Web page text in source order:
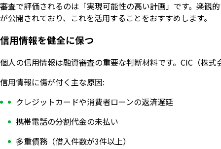
審査で評価されるのは「実現可能性の高い計画」です。楽観
が公開されており、これを活用することをおすすめします。
信用情報を健全に保つ
個人の信用情報は融資審査の重要な判断材料です。CIC（株
信用情報に傷が付く主な原因:
クレジットカードや消費者ローンの返済遅延
携帯電話の分割代金の未払い
多重債務（借入件数が3件以上）